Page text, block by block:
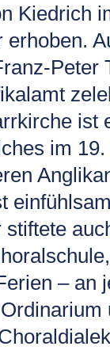
Kiedrich
erhoben.
Peter
ist
im
– an